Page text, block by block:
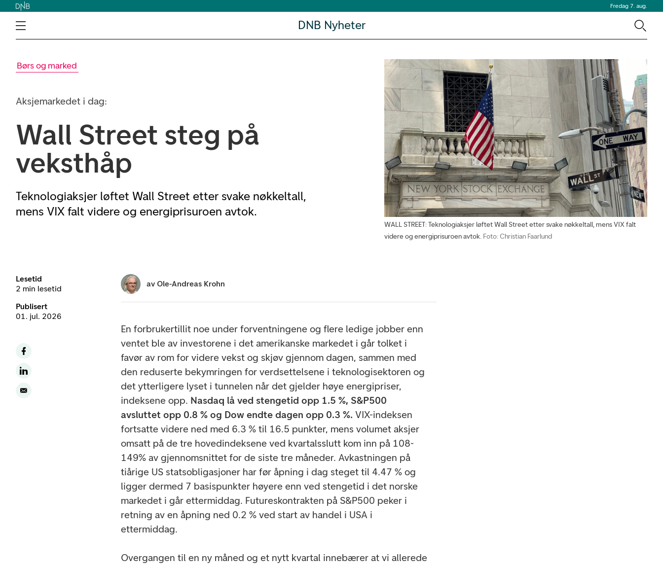
Fredag 7. aug.
DNB Nyheter
Børs og marked
Aksjemarkedet i dag:
Wall Street steg på
veksthåp
Teknologiaksjer løftet Wall Street etter svake nøkkeltall,
mens VIX falt videre og energiprisuroen avtok.
WALL STREET: Teknologiaksjer løftet Wall Street etter svake nøkkeltall, mens VIX falt
videre og energiprisuroen avtok. Foto: Christian Faarlund
Lesetid
2 min lesetid
Publisert
01. jul. 2026
av Ole-Andreas Krohn
En forbrukertillit noe under forventningene og flere ledige jobber enn
ventet ble av investorene i det amerikanske markedet i går tolket i
favør av rom for videre vekst og skjøv gjennom dagen, sammen med
den reduserte bekymringen for verdsettelsene i teknologisektoren og
det ytterligere lyset i tunnelen når det gjelder høye energipriser,
indeksene opp. Nasdaq lå ved stengetid opp 1.5 %, S&P500
avsluttet opp 0.8 % og Dow endte dagen opp 0.3 %. VIX-indeksen
fortsatte videre ned med 6.3 % til 16.5 punkter, mens volumet aksjer
omsatt på de tre hovedindeksene ved kvartalsslutt kom inn på 108-
149% av gjennomsnittet for de siste tre måneder. Avkastningen på
tiårige US statsobligasjoner har før åpning i dag steget til 4.47 % og
ligger dermed 7 basispunkter høyere enn ved stengetid i det norske
markedet i går ettermiddag. Futureskontrakten på S&P500 peker i
retning av en åpning ned 0.2 % ved start av handel i USA i
ettermiddag.
Overgangen til en ny måned og et nytt kvartal innebærer at vi allerede